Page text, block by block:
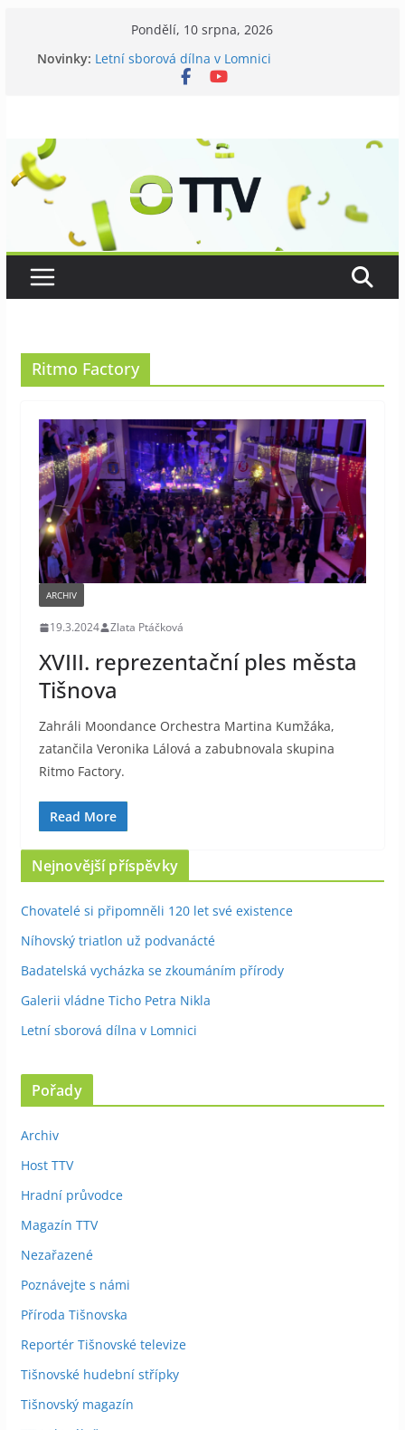
Pondělí, 10 srpna, 2026
Novinky: Letní sborová dílna v Lomnici
Chovatelé si připomněli 120 let své existence
Ritmo Factory
ARCHIV
19.3.2024 Zlata Ptáčková
XVIII. reprezentační ples města
Tišnova
Zahráli Moondance Orchestra Martina Kumžáka,
zatančila Veronika Lálová a zabubnovala skupina
Ritmo Factory.
Read More
Nejnovější příspěvky
Chovatelé si připomněli 120 let své existence
Níhovský triatlon už podvanácté
Badatelská vycházka se zkoumáním přírody
Galerii vládne Ticho Petra Nikla
Letní sborová dílna v Lomnici
Pořady
Archiv
Host TTV
Hradní průvodce
Magazín TTV
Nezařazené
Poznávejte s námi
Příroda Tišnovska
Reportér Tišnovské televize
Tišnovské hudební střípky
Tišnovský magazín